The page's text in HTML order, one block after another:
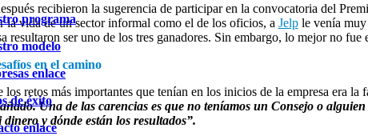
programa
modelo
enlace
de éxito
enlace
recibieron la sugerencia de participar en la convocatoria del
la vida de un sector informal como el de los oficios, a Jelp le venía
resultaron ser uno de los tres ganadores. Sin embargo, lo mejor no
en el camino
los retos más importantes que tenían en los inicios de la empresa era la
Una de las carencias es que no teníamos un Consejo o
dinero y dónde están los resultados”.